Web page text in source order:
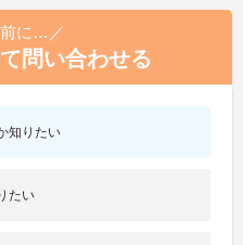
に…／
問い合わせる
知りたい
たい